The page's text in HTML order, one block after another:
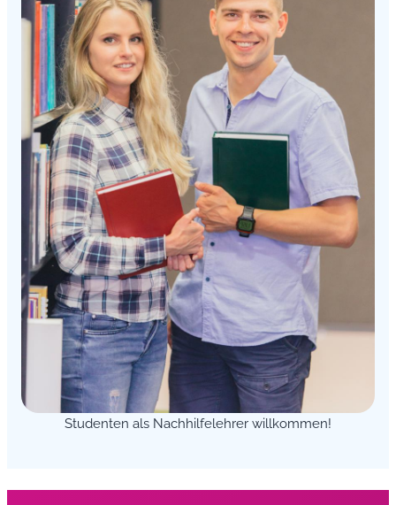
Studenten als Nachhilfelehrer willkommen!